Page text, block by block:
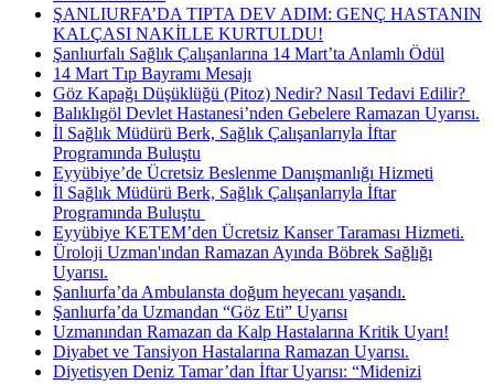
ŞANLIURFA’DA TIPTA DEV ADIM: GENÇ HASTANIN
KALÇASI NAKİLLE KURTULDU!
Şanlıurfalı Sağlık Çalışanlarına 14 Mart’ta Anlamlı Ödül
14 Mart Tıp Bayramı Mesajı
Göz Kapağı Düşüklüğü (Pitoz) Nedir? Nasıl Tedavi Edilir? ​
Balıklıgöl Devlet Hastanesi’nden Gebelere Ramazan Uyarısı.
İl Sağlık Müdürü Berk, Sağlık Çalışanlarıyla İftar
Programında Buluştu
Eyyübiye’de Ücretsiz Beslenme Danışmanlığı Hizmeti
İl Sağlık Müdürü Berk, Sağlık Çalışanlarıyla İftar
Programında Buluştu ​
Eyyübiye KETEM’den Ücretsiz Kanser Taraması Hizmeti.
Üroloji Uzman'ından Ramazan Ayında Böbrek Sağlığı
Uyarısı.
Şanlıurfa’da Ambulansta doğum heyecanı yaşandı.
Şanlıurfa’da Uzmandan “Göz Eti” Uyarısı
Uzmanından Ramazan da Kalp Hastalarına Kritik Uyarı!
Diyabet ve Tansiyon Hastalarına Ramazan Uyarısı.
Diyetisyen Deniz Tamar’dan İftar Uyarısı: “Midenizi